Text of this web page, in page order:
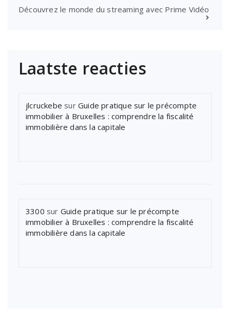
Découvrez le monde du streaming avec Prime Vidéo
Laatste reacties
jlcruckebe sur Guide pratique sur le précompte
immobilier à Bruxelles : comprendre la fiscalité
immobilière dans la capitale
3300 sur Guide pratique sur le précompte
immobilier à Bruxelles : comprendre la fiscalité
immobilière dans la capitale